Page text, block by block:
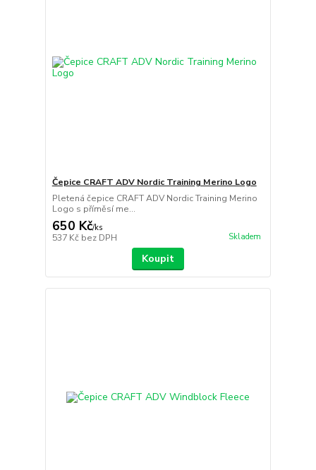
Čepice CRAFT ADV Nordic Training Merino Logo
Pletená čepice CRAFT ADV Nordic Training Merino
Logo s příměsí me...
650 Kč/ks
537 Kč bez DPH Skladem
Koupit